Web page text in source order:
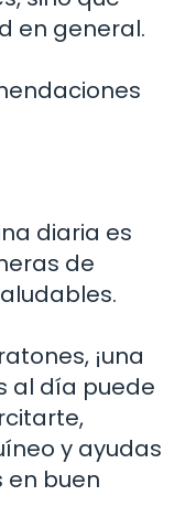
en general.
diaria es
de
¡una
al día puede
y ayudas
buen